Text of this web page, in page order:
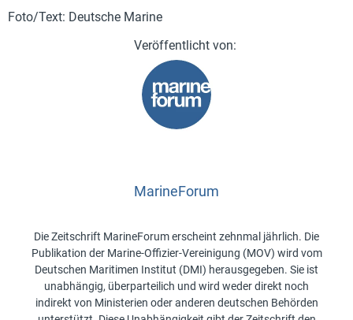
Foto/Text: Deutsche Marine
MarineForum
Die Zeitschrift MarineForum erscheint zehnmal jährlich. Die
Publikation der Marine-Offizier-Vereinigung (MOV) wird vom
Deutschen Maritimen Institut (DMI) herausgegeben. Sie ist
unabhängig, überparteilich und wird weder direkt noch
indirekt von Ministerien oder anderen deutschen Behörden